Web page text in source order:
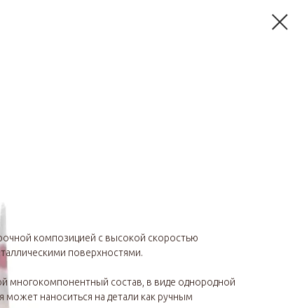
композицией с высокой скоростью
поверхностями.
многокомпонентный состав, в виде однородной
может наноситься на детали как ручным